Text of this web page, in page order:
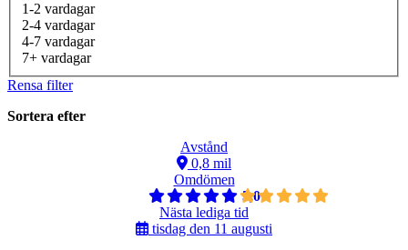
1-2 vardagar
2-4 vardagar
4-7 vardagar
7+ vardagar
Rensa filter
Sortera efter
Avstånd
0,8 mil
Omdömen
5,0
Nästa lediga tid
tisdag den 11 augusti